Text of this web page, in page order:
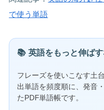
で使う単語
📚 英語をもっと伸ば
フレーズを使いこなす土
出単語を頻度順に、発音
たPDF単語帳です。